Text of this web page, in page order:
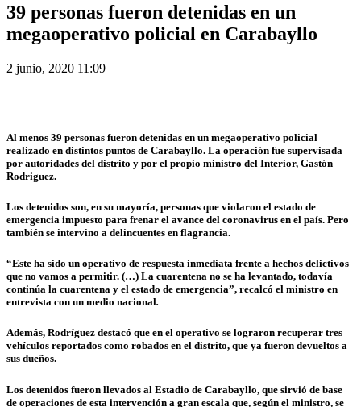
39 personas fueron detenidas en un
megaoperativo policial en Carabayllo
2 junio, 2020 11:09
Al menos 39 personas fueron detenidas en un megaoperativo policial
realizado en distintos puntos de Carabayllo. La operación fue supervisada
por autoridades del distrito y por el propio ministro del Interior, Gastón
Rodriguez.
Los detenidos son, en su mayoría, personas que violaron el estado de
emergencia impuesto para frenar el avance del coronavirus en el país. Pero
también se intervino a delincuentes en flagrancia.
“Este ha sido un operativo de respuesta inmediata frente a hechos delictivos
que no vamos a permitir. (…) La cuarentena no se ha levantado, todavía
continúa la cuarentena y el estado de emergencia”, recalcó el ministro en
entrevista con un medio nacional.
Además, Rodríguez destacó que en el operativo se lograron recuperar tres
vehículos reportados como robados en el distrito, que ya fueron devueltos a
sus dueños.
Los detenidos fueron llevados al Estadio de Carabayllo, que sirvió de base
de operaciones de esta intervención a gran escala que, según el ministro, se